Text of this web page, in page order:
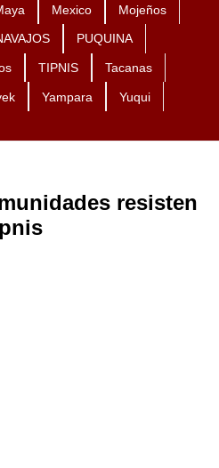
Mexico Mojeños
PUQUINA
TIPNIS Tacanas
Yampara Yuqui
resisten